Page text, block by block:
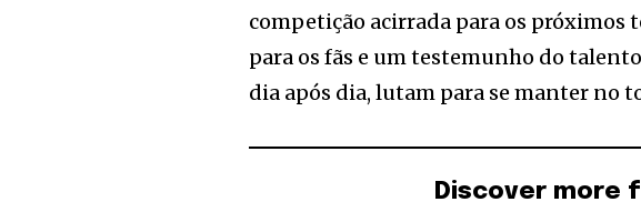
competição acirrada para os
para os fãs e um testemunho do
dia após dia, lutam para se manter no
Discover more